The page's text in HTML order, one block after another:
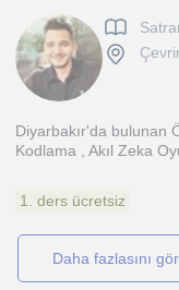
Diyarbakır'da bulunan
Kodlama , Akıl Zeka
1. ders ücretsiz
daha fazlasını gör